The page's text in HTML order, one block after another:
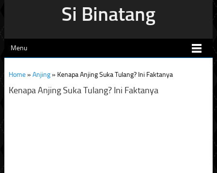
Si Binatang
Menu
Home» Anjing» Kenapa Anjing Suka Tulang? Ini Faktanya
Kenapa Anjing Suka Tulang? Ini Faktanya